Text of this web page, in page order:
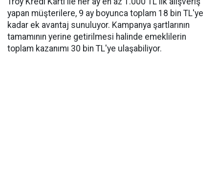
yapan müşterilere, 9 ay boyunca toplam 18 bin TL'ye
kadar ek avantaj sunuluyor. Kampanya şartlarının
tamamının yerine getirilmesi halinde emeklilerin
toplam kazanımı 30 bin TL'ye ulaşabiliyor.